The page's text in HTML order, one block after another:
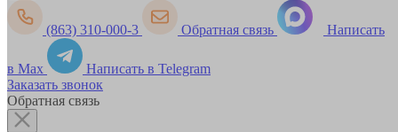
(863) 310-000-3 Обратная связь Написать
в Max
Написать в Telegram
Заказать звонок
Обратная связь